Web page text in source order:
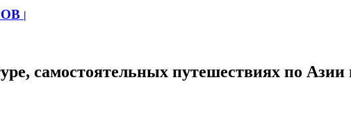
|
самостоятельных путешествиях по Азии